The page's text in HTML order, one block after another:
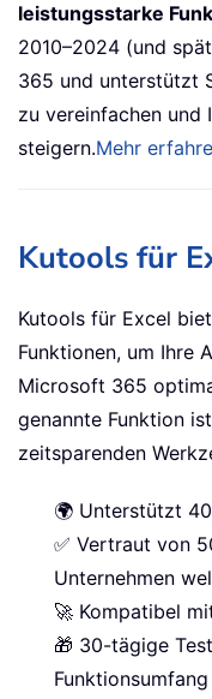
leistungsstarke
2010–2024 (und
365 und unterstützt
zu vereinfachen und
steigern.Mehr
Kutools für
Kutools für Excel
Funktionen, um Ihre
Microsoft 365
genannte Funktion
zeitsparenden
🌍 Unterstützt
✅ Vertraut von
Unternehmen
🚀 Kompatibel
🎁 30-tägige